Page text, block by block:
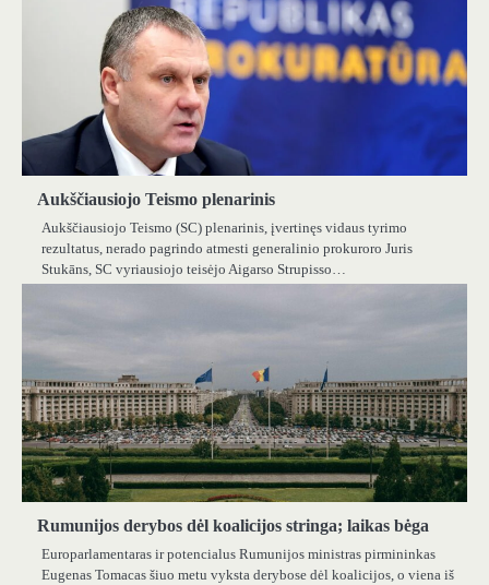
Aukščiausiojo Teismo plenarinis
Aukščiausiojo Teismo (SC) plenarinis, įvertinęs vidaus tyrimo
rezultatus, nerado pagrindo atmesti generalinio prokuroro Juris
Stukāns, SC vyriausiojo teisėjo Aigarso Strupisso…
Rumunijos derybos dėl koalicijos stringa; laikas bėga
Europarlamentaras ir potencialus Rumunijos ministras pirmininkas
Eugenas Tomacas šiuo metu vyksta derybose dėl koalicijos, o viena iš